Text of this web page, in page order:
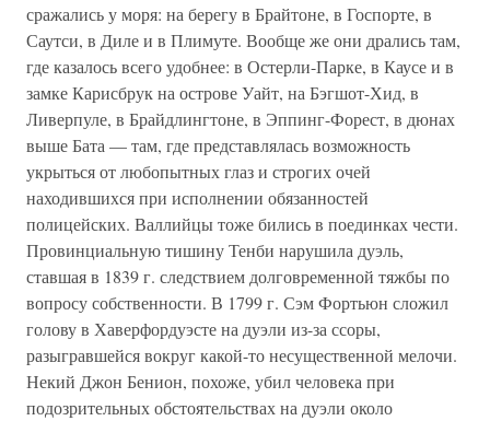
сражались у моря: на берегу в Брайтоне, в Госпорте, в
Саутси, в Диле и в Плимуте. Вообще же они дрались там,
где казалось всего удобнее: в Остерли-Парке, в Каусе и в
замке Карисбрук на острове Уайт, на Бэгшот-Хид, в
Ливерпуле, в Брайдлингтоне, в Эппинг-Форест, в дюнах
выше Бата — там, где представлялась возможность
укрыться от любопытных глаз и строгих очей
находившихся при исполнении обязанностей
полицейских. Валлийцы тоже бились в поединках чести.
Провинциальную тишину Тенби нарушила дуэль,
ставшая в 1839 г. следствием долговременной тяжбы по
вопросу собственности. В 1799 г. Сэм Фортьюн сложил
голову в Хаверфордуэсте на дуэли из-за ссоры,
разыгравшейся вокруг какой-то несущественной мелочи.
Некий Джон Бенион, похоже, убил человека при
подозрительных обстоятельствах на дуэли около